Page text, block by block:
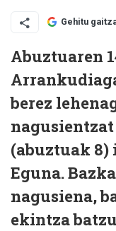
Gehitu
Abuztuaren
berez
(abuztuak 8)
Eguna.
nagusiena,
ekintza